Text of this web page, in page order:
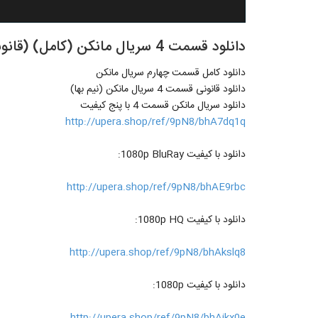
دانلود قسمت 4 سریال مانکن (کامل) (قانونی)
دانلود کامل قسمت چهارم سریال مانکن
دانلود قانونی قسمت 4 سریال مانکن (نیم بها)
دانلود سریال مانکن قسمت 4 با پنج کیفیت
http://upera.shop/ref/9pN8/bhA7dq1q
دانلود با کیفیت 1080p BluRay:
http://upera.shop/ref/9pN8/bhAE9rbc
دانلود با کیفیت 1080p HQ:
http://upera.shop/ref/9pN8/bhAkslq8
دانلود با کیفیت 1080p: